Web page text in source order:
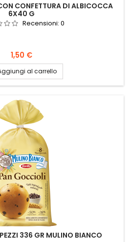
CONFETTURA DI ALBICOCCA
6X40 G
Recensioni: 0
Prezzo
1,50 €
al carrello
336 GR MULINO BIANCO